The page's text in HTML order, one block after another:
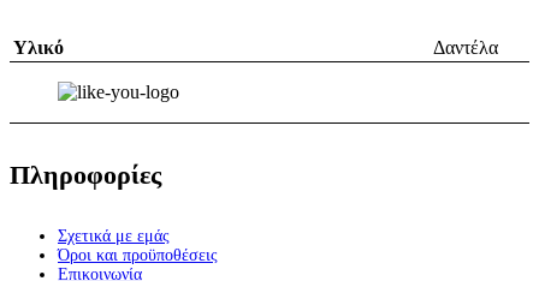
Υλικό Δαντέλα
Πληροφορίες
Σχετικά με εμάς
Όροι και προϋποθέσεις
Επικοινωνία